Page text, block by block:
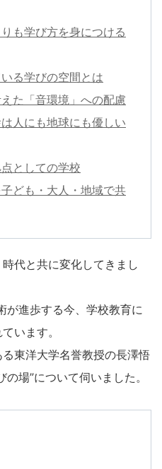
も学び方を身につける
る学びの空間とは
た「音環境」への配慮
人にも地球にも優しい
としての学校
ども・大人・地域で共
代と共に変化してきまし
が進歩する今、学校教育に
います。
東洋大学名誉教授の長澤悟
場”について伺いました。